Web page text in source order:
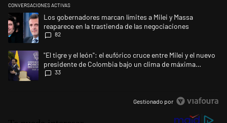
CONVERSACIONES ACTIVAS
Este listado muestra los artículos con más comentarios en los últimos
Un artículo de tendencia con el título "Los gobernadores marcan
Los gobernadores marcan límites a Milei y Massa
reaparece en la trastienda de las negociaciones
82
Un artículo de tendencia con el título ""El tigre y el león": el eufórico
"El tigre y el león": el eufórico cruce entre Milei y el nuevo
presidente de Colombia bajo un clima de máxima
tensión
33
Gestionado por